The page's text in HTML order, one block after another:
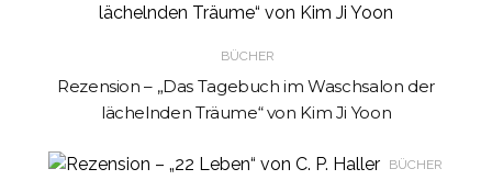
BÜCHER
Rezension – „Das Tagebuch im Waschsalon der
lächelnden Träume“ von Kim Ji Yoon
BÜCHER